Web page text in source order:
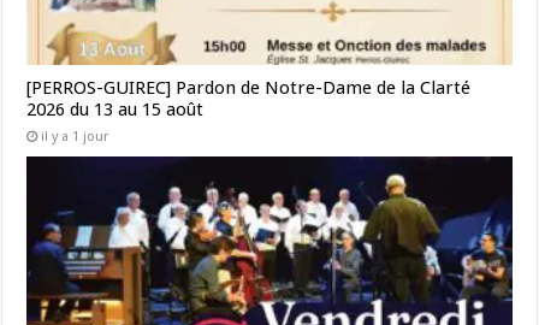
[PERROS-GUIREC] Pardon de Notre-Dame de la Clarté
2026 du 13 au 15 août
il y a 1 jour